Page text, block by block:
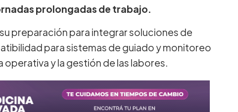
prolongadas de trabajo.
preparación para integrar soluciones de
para sistemas de guiado y monitoreo
y la gestión de las labores.